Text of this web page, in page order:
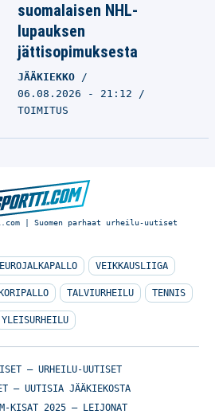
suomalaisen NHL-
lupauksen
jättisopimuksesta
JÄÄKIEKKO
06.08.2026 - 21:12
TOIMITUS
| Suomen parhaat urheilu-uutiset
EUROJALKAPALLO VEIKKAUSLIIGA
KORIPALLO TALVIURHEILU TENNIS
YLEISURHEILU
– URHEILU-UUTISET
– UUTISIA JÄÄKIEKOSTA
KISAT 2025 – LEIJONAT